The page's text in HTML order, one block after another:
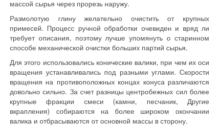
массой сырья через прорезь наружу.
Размолотую глину желательно очистить от крупных
примесей. Процесс ручной обработки очевиден и вряд ли
требует описания, поэтому лучше упомянуть о старинном
способе механической очистки больших партий сырья.
Для этого использовались конические валики, при чем их оси
вращения устанавливались под разными углами. Скорости
вращения на противоположных концах конуса различаются
доволь­но сильно. За счет разницы центробежных сил более
крупные фракции смеси (камни, песчаник, Другие
вкрапления) собираются на более широком окончании
валика и отбрасываются от основной массы в сторону.